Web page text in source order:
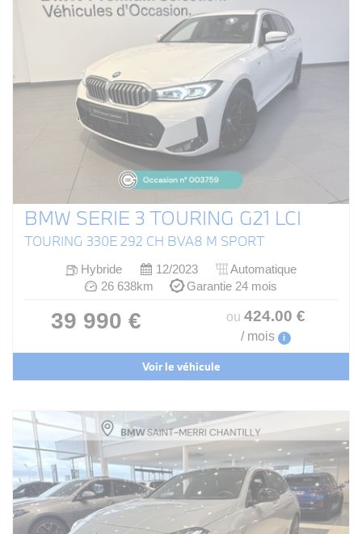
BMW SERIE 3 TOURING G21 LCI
TOURING 330E 292 CH BVA8 M SPORT
Hybride 12/2023
Automatique
26 638km
Garantie 24 mois
39 990 € ou 424.00 €
/ mois i
Voir le véhicule